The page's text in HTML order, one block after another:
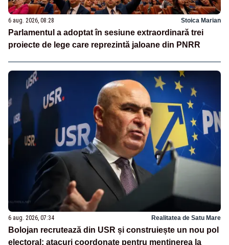
6 aug. 2026, 08:28 Stoica Marian
Parlamentul a adoptat în sesiune extraordinară trei
proiecte de lege care reprezintă jaloane din PNRR
6 aug. 2026, 07:34 Realitatea de Satu Mare
Bolojan recrutează din USR și construiește un nou pol
electoral: atacuri coordonate pentru menținerea la